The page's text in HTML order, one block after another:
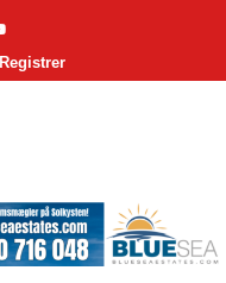
Registrer